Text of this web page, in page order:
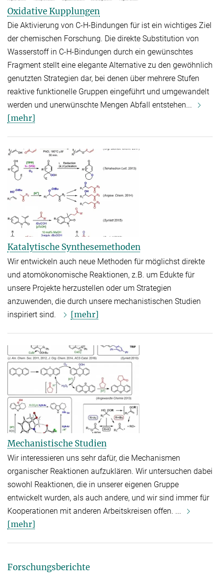
Oxidative Kupplungen
Die Aktivierung von C-H-Bindungen für ist ein wichtiges Ziel
der chemischen Forschung. Die direkte Substitution von
Wasserstoff in C-H-Bindungen durch ein gewünschtes
Fragment stellt eine elegante Alternative zu den gewöhnlich
genutzten Strategien dar, bei denen über mehrere Stufen
reaktive funktionelle Gruppen eingeführt und umgewandelt
werden und unerwünschte Mengen Abfall entstehen...
[mehr]
Katalytische Synthesemethoden
Wir entwickeln auch neue Methoden für möglichst direkte
und atomökonomische Reaktionen, z.B. um Edukte für
unsere Projekte herzustellen oder um Strategien
anzuwenden, die durch unsere mechanistischen Studien
inspiriert sind.
[mehr]
Mechanistische Studien
Wir interessieren uns sehr dafür, die Mechanismen
organischer Reaktionen aufzuklären. Wir untersuchen dabei
sowohl Reaktionen, die in unserer eigenen Gruppe
entwickelt wurden, als auch andere, und wir sind immer für
Kooperationen mit anderen Arbeitskreisen offen. ...
[mehr]
Forschungsberichte